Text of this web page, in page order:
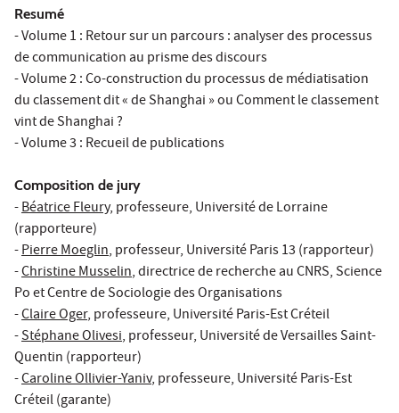
Resumé
- Volume 1 : Retour sur un parcours : analyser des processus
de communication au prisme des discours
- Volume 2 : Co-construction du processus de médiatisation
du classement dit « de Shanghai » ou Comment le classement
vint de Shanghai ?
- Volume 3 : Recueil de publications
Composition de jury
-Béatrice Fleury, professeure, Université de Lorraine
(rapporteure)
-Pierre Moeglin, professeur, Université Paris 13 (rapporteur)
-Christine Musselin, directrice de recherche au CNRS, Science
Po et Centre de Sociologie des Organisations
-Claire Oger, professeure, Université Paris-Est Créteil
-Stéphane Olivesi, professeur, Université de Versailles Saint-
Quentin (rapporteur)
-Caroline Ollivier-Yaniv, professeure, Université Paris-Est
Créteil (garante)